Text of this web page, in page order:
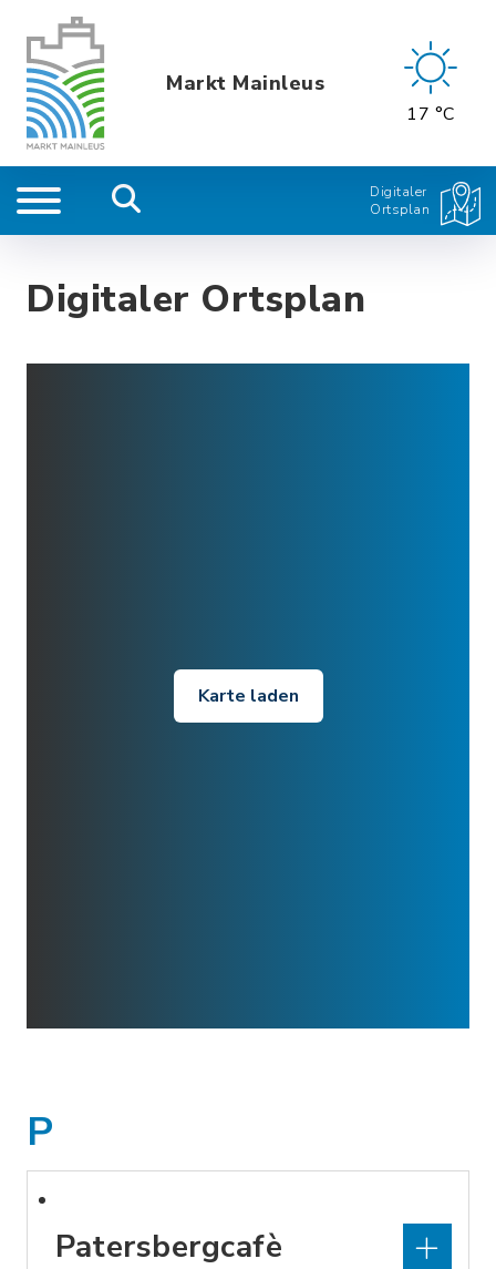
Markt Mainleus
17 °C
Digitaler
Ortsplan
Digitaler Ortsplan
Karte laden
P
Patersbergcafè